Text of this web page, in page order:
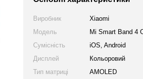
Виробник
Xiaomi
Модель
Mi Smart Band 4
Сумісність
iOS, Android
Дисплей
Кольоровий
Тип матриці
AMOLED